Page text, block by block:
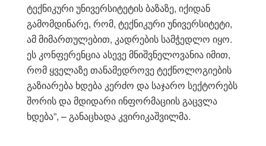
ტექნიკური უნივერსიტეტის ბაზაზე, იქიდან
გამომდინარე, რომ, ტექნიკური უნივერსიტეტი,
ამ მიმართულებით, კადრების სამჭედლო იყო.
ეს კონფერენცია ასევე მნიშვნელოვანია იმით,
რომ ყველაზე თანამედროვე ტექნოლოგიების
გაზიარება ხდება კერძო და საჯარო სექტორებს
შორის და მდიდარი ინფორმაციის გაცვლა
ხდება”, – განაცხადა კვირიკაშვილმა.